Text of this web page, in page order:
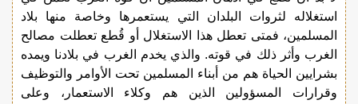
استغلاله لثروات البلدان التي يستعمرها وخاصة منها بلاد
المسلمين، فمتى تعطل هذا الاستغلال أو قُطع تعطلت مصالح
الغرب وأثر ذلك في قوته. والذي يخدم الغرب في بلادنا ويمده
بشرايين الحياة هم من أبناء المسلمين تحت الأوامر والتوظيف
وقرارات المسؤولين الذين هم وكلاء الاستعمار، وعلى